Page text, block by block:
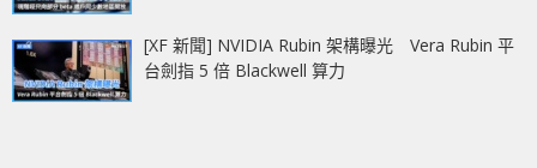
[XF 新聞] NVIDIA Rubin 架構曝光 Vera Rubin 平
台劍指 5 倍 Blackwell 算力